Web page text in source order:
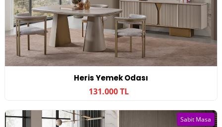
Heris Yemek Odası
131.000 TL
Sabit Masa